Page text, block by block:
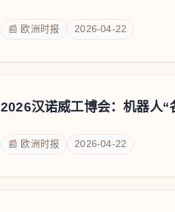
📰 欧洲时报 2026-04-22
2026汉诺威工博会：机器人“
📰 欧洲时报 2026-04-22